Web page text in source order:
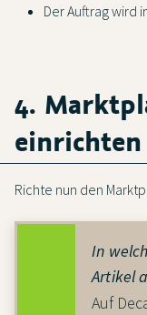
Der Auftrag wird
4.
einrichten
Richte nun den
In
Artikel
Auf